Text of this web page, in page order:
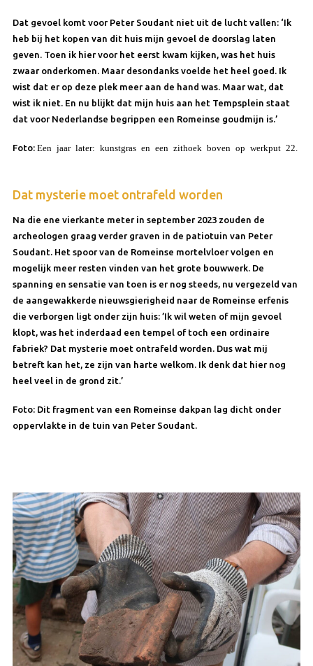
Dat gevoel komt voor Peter Soudant niet uit de lucht vallen: ‘Ik
heb bij het kopen van dit huis mijn gevoel de doorslag laten
geven. Toen ik hier voor het eerst kwam kijken, was het huis
zwaar onderkomen. Maar desondanks voelde het heel goed. Ik
wist dat er op deze plek meer aan de hand was. Maar wat, dat
wist ik niet. En nu blijkt dat mijn huis aan het Tempsplein staat
dat voor Nederlandse begrippen een Romeinse goudmijn is.’
Foto: Een jaar later: kunstgras en een zithoek boven op werkput 22.
Dat mysterie moet ontrafeld worden
Na die ene vierkante meter in september 2023 zouden de
archeologen graag verder graven in de patiotuin van Peter
Soudant. Het spoor van de Romeinse mortelvloer volgen en
mogelijk meer resten vinden van het grote bouwwerk. De
spanning en sensatie van toen is er nog steeds, nu vergezeld van
de aangewakkerde nieuwsgierigheid naar de Romeinse erfenis
die verborgen ligt onder zijn huis: ’Ik wil weten of mijn gevoel
klopt, was het inderdaad een tempel of toch een ordinaire
fabriek? Dat mysterie moet ontrafeld worden. Dus wat mij
betreft kan het, ze zijn van harte welkom. Ik denk dat hier nog
heel veel in de grond zit.’
Foto: Dit fragment van een Romeinse dakpan lag dicht onder
oppervlakte in de tuin van Peter Soudant.